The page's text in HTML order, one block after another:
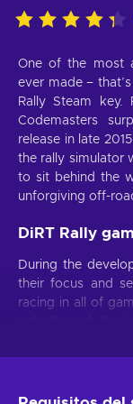
One of the most
ever made –
Rally Steam key.
Codemasters
release in late
the rally simulator
to sit behind the
unforgiving off-
DiRT Rally
During the
their focus and
racing in all of
team right from
witness the
every hump and